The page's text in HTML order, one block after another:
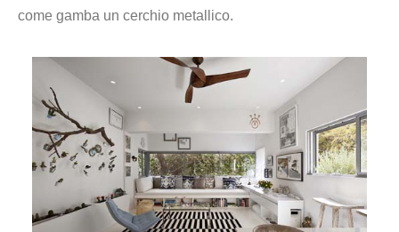
come gamba un cerchio metallico.